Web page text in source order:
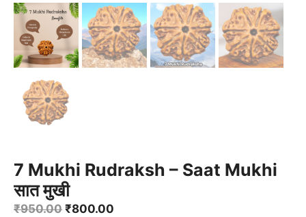
7 Mukhi Rudraksh – Saat Mukhi
सात मुखी
₹950.00 Original
₹800.00